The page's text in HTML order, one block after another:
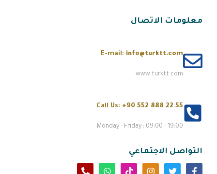
معلومات الاتصال
E-mail: info@turktt.com
www.turktt.com
Call Us: +90 552 888 22 55
Monday - Friday : 09:00 - 19:00
التواصل الاجتماعي